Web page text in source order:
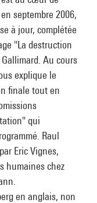
septembre 2006,
à jour, complétée
"La destruction
Au cours
explique le
finale tout en
qui
Raul
Eric Vignes,
humaines chez
en anglais, non